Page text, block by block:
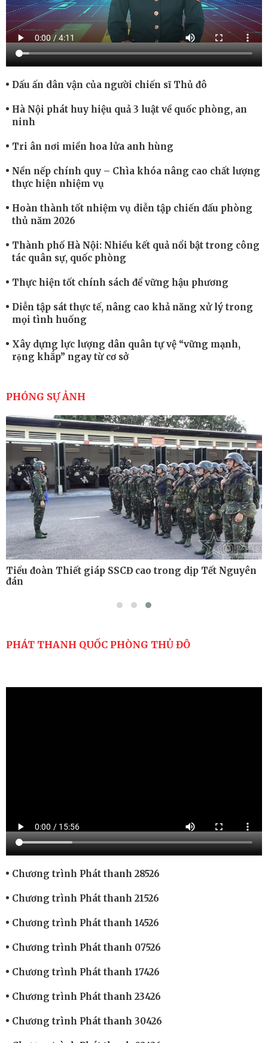
Dấu ấn dân vận của người chiến sĩ Thủ đô
Hà Nội phát huy hiệu quả 3 luật về quốc phòng, an
ninh
Tri ân nơi miền hoa lửa anh hùng
Nền nếp chính quy – Chìa khóa nâng cao chất lượng
thực hiện nhiệm vụ
Hoàn thành tốt nhiệm vụ diễn tập chiến đấu phòng
thủ năm 2026
Thành phố Hà Nội: Nhiều kết quả nổi bật trong công
tác quân sự, quốc phòng
Thực hiện tốt chính sách để vững hậu phương
Diễn tập sát thực tế, nâng cao khả năng xử lý trong
mọi tình huống
Xây dựng lực lượng dân quân tự vệ “vững mạnh,
rộng khắp” ngay từ cơ sở
cao sức mạnh chiến đấu
Tiểu đoàn Thiết giáp hoàn thành tốt diễn tập chiến
thuật có bắn đạn thật
Nơi sinh viên rèn ý trí, luyện kỹ năng
PHÓNG SỰ ẢNH
Tiểu đoàn Thiết giáp SSCĐ cao trong dịp Tết Nguyên
đán
PHÁT THANH QUỐC PHÒNG THỦ ĐÔ
Chương trình Phát thanh 28526
Chương trình Phát thanh 21526
Chương trình Phát thanh 14526
Chương trình Phát thanh 07526
Chương trình Phát thanh 17426
Chương trình Phát thanh 23426
Chương trình Phát thanh 30426